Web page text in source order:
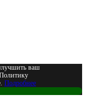
ваш
Подробнее